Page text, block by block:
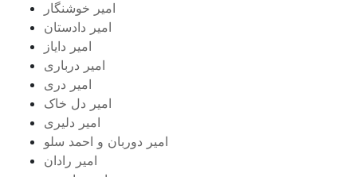
امیر خوشنگار
امیر دادستان
امیر دایاز
امیر درباری
امیر دری
امیر دل خاک
امیر دلیری
امیر دوربان و احمد سلو
امیر رادان